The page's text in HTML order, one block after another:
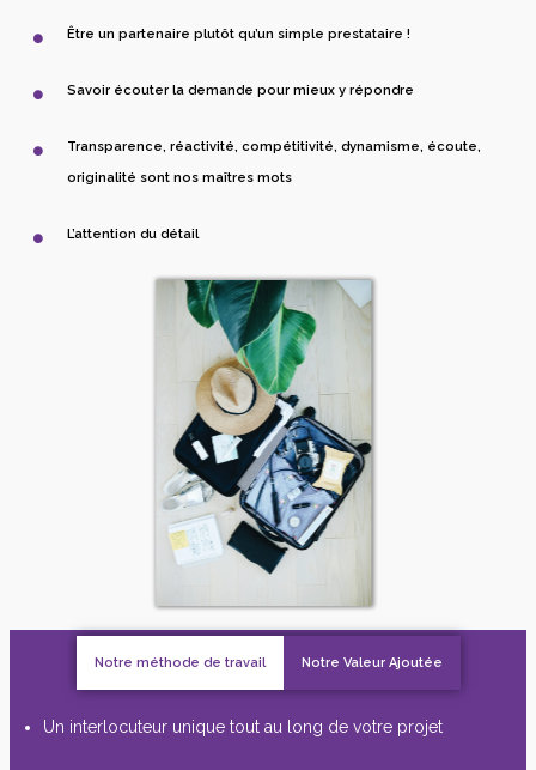
Être un partenaire plutôt qu’un simple prestataire !
Savoir écouter la demande pour mieux y répondre
Transparence, réactivité, compétitivité, dynamisme, écoute,
originalité sont nos maîtres mots
L’attention du détail
Notre méthode de travail Notre Valeur Ajoutée
Un interlocuteur unique tout au long de votre projet